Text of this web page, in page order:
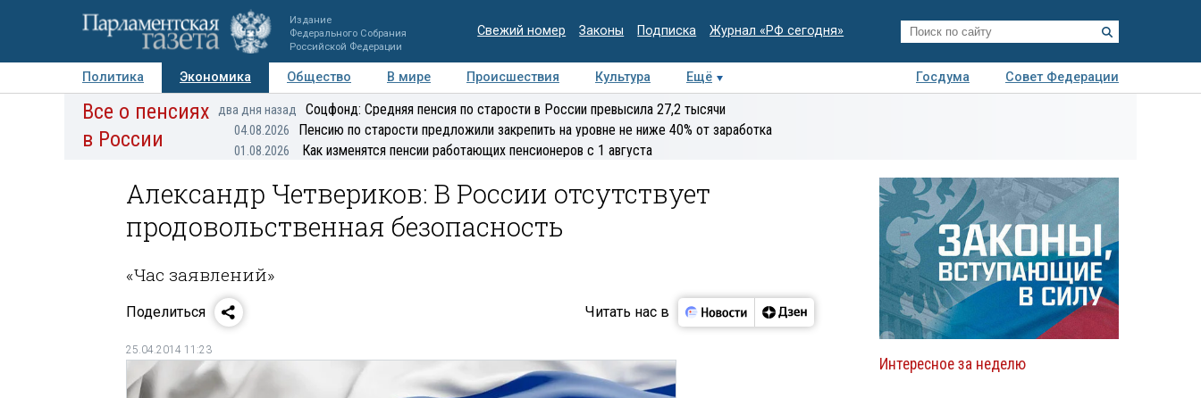
Издание
Федерального Собрания
Российской Федерации
Свежий номер Законы Подписка Журнал «РФ сегодня»
Политика Экономика Общество В мире Происшествия Культура Ещё Госдума
Совет Федерации
Авторы Персоны Мнения Регионы Медиацентр Интервью Колумнисты
Все о пенсиях
в России
два дня назад Соцфонд: Средняя пенсия по старости в России превысила 27,2 тысячи
04.08.2026 Пенсию по старости предложили закрепить на уровне не ниже 40% от заработка
01.08.2026 Как изменятся пенсии работающих пенсионеров с 1 августа
Александр Четвериков: В России отсутствует
продовольственная безопасность
«Час заявлений»
Поделиться Читать нас в
25.04.2014 11:23
Интересное за неделю